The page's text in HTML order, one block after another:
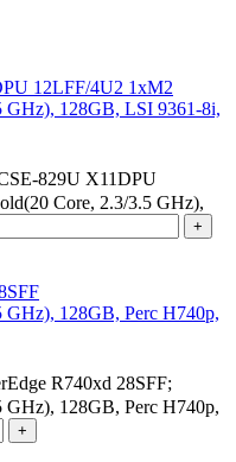
12LFF/4U2 1xM2
GHz), 128GB, LSI 9361-8i,
829U X11DPU
Core, 2.3/3.5 GHz),
+
128GB, Perc H740p,
R740xd 28SFF;
128GB, Perc H740p,
+